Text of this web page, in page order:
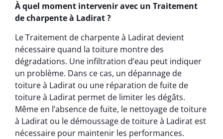
À quel moment intervenir avec un Traitement
de charpente à Ladirat ?
Le Traitement de charpente à Ladirat devient
nécessaire quand la toiture montre des
dégradations. Une infiltration d’eau peut indiquer
un problème. Dans ce cas, un dépannage de
toiture à Ladirat ou une réparation de fuite de
toiture à Ladirat permet de limiter les dégâts.
Même en l’absence de fuite, le nettoyage de toiture
à Ladirat ou le démoussage de toiture à Ladirat est
nécessaire pour maintenir les performances.